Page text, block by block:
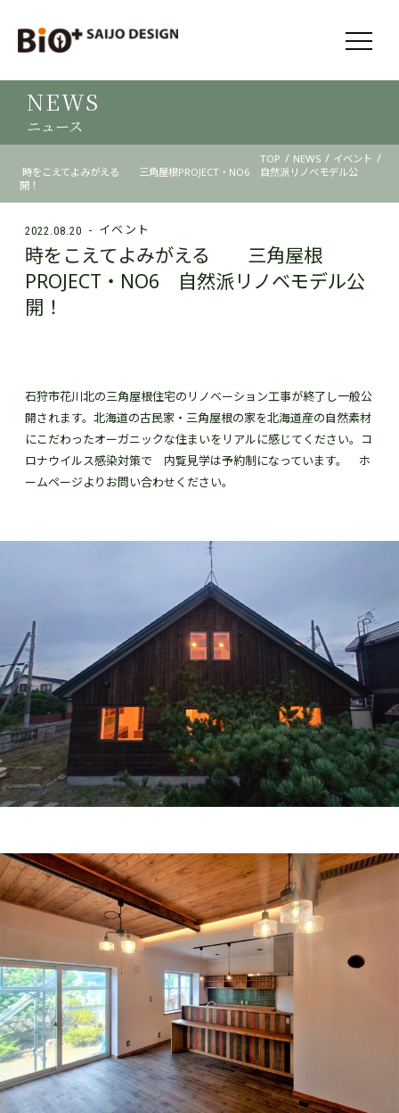
NEWS
ニュース
TOP / NEWS / イベント /
時をこえてよみがえる 三角屋根PROJECT・NO6 自然派リノベモデル公
開！
2022.08.20 イベント
時をこえてよみがえる 三角屋根
PROJECT・NO6 自然派リノベモデル公
開！
石狩市花川北の三角屋根住宅のリノベーション工事が終了し一般公
開されます。北海道の古民家・三角屋根の家を北海道産の自然素材
にこだわったオーガニックな住まいをリアルに感じてください。コ
ロナウイルス感染対策で 内覧見学は予約制になっています。 ホ
ームページよりお問い合わせください。